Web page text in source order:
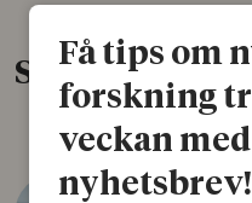
Senaste nytt
Få tips om
forskning
veckan
nyhetsbrev!